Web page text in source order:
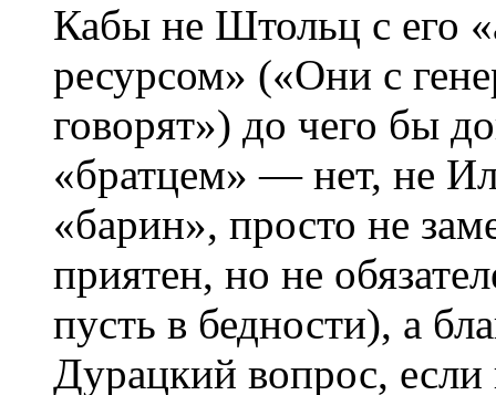
Кабы не Штольц с его
ресурсом» («Они с
говорят») до чего бы
«братцем» — нет, не
«барин», просто не
приятен, но не
пусть в бедности), а
Дурацкий вопрос,